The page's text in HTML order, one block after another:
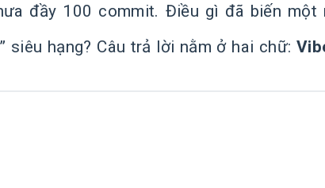
đầy 100 commit. Điều gì đã biến một
siêu hạng? Câu trả lời nằm ở hai chữ: